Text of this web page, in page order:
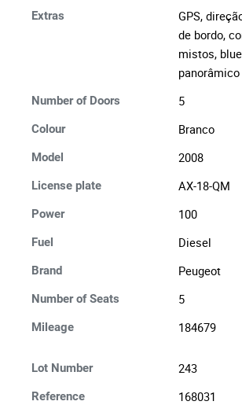
Extras
GPS,
de bordo,
mistos,
panorâmico
Number of Doors 5
Colour Branco
Model 2008
License plate AX-18-QM
Power 100
Fuel Diesel
Brand Peugeot
Number of Seats 5
Mileage 184679
Lot Number 243
Reference 168031